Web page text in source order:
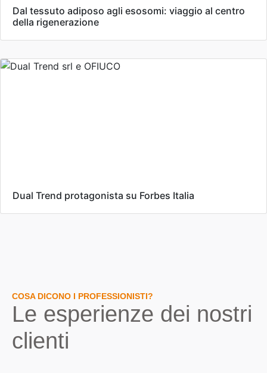
Dal tessuto adiposo agli esosomi: viaggio al centro
della rigenerazione
Dual Trend protagonista su Forbes Italia
COSA DICONO I PROFESSIONISTI?
Le esperienze dei nostri
clienti